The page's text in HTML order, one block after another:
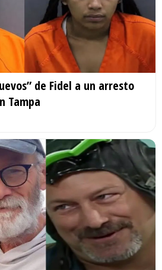
de Fidel a un arresto
Tampa